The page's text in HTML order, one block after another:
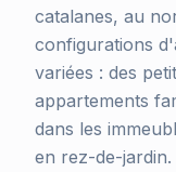
catalanes, au
configurations
variées : des
appartements
dans les
en rez-de-